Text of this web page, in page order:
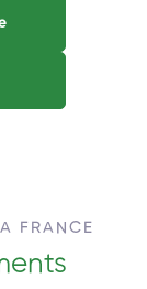
FRANCE